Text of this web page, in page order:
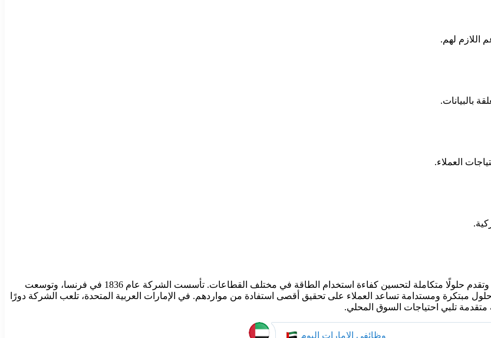
اللازم لهم.​
بالبيانات.​
العملاء.​
تُعتبر شنايدر إليكتريك شركة رائدة عالميًا في مجال إدارة الطاقة والتحكم الآلي، وتقدم حلولًا متكاملة لتحسين كفاءة استخدام الطاقة في مختلف القطاعات. تأسست الشركة عام 1836 في فرنسا، وتوسعت
تلتزم شنايدر إليكتريك بتقديم حلول مبتكرة ومستدامة تساعد العملاء على تحقيق أقصى استفادة من مواردهم. في الإمارات العربية المتحدة، تلعب الشركة دورًا
متقدمة تلبي احتياجات السوق المحلي.​